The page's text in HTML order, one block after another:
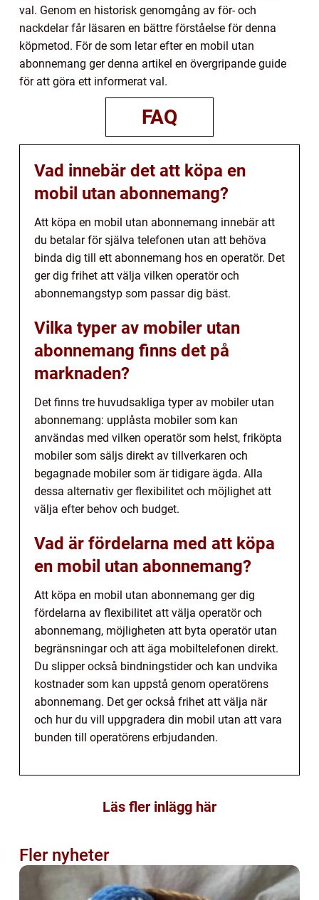
val. Genom en historisk genomgång av för- och
nackdelar får läsaren en bättre förståelse för denna
köpmetod. För de som letar efter en mobil utan
abonnemang ger denna artikel en övergripande guide
för att göra ett informerat val.
FAQ
Vad innebär det att köpa en
mobil utan abonnemang?
Att köpa en mobil utan abonnemang innebär att
du betalar för själva telefonen utan att behöva
binda dig till ett abonnemang hos en operatör. Det
ger dig frihet att välja vilken operatör och
abonnemangstyp som passar dig bäst.
Vilka typer av mobiler utan
abonnemang finns det på
marknaden?
Det finns tre huvudsakliga typer av mobiler utan
abonnemang: upplåsta mobiler som kan
användas med vilken operatör som helst, friköpta
mobiler som säljs direkt av tillverkaren och
begagnade mobiler som är tidigare ägda. Alla
dessa alternativ ger flexibilitet och möjlighet att
välja efter behov och budget.
Vad är fördelarna med att köpa
en mobil utan abonnemang?
Att köpa en mobil utan abonnemang ger dig
fördelarna av flexibilitet att välja operatör och
abonnemang, möjligheten att byta operatör utan
begränsningar och att äga mobiltelefonen direkt.
Du slipper också bindningstider och kan undvika
kostnader som kan uppstå genom operatörens
abonnemang. Det ger också frihet att välja när
och hur du vill uppgradera din mobil utan att vara
bunden till operatörens erbjudanden.
Läs fler inlägg här
Fler nyheter